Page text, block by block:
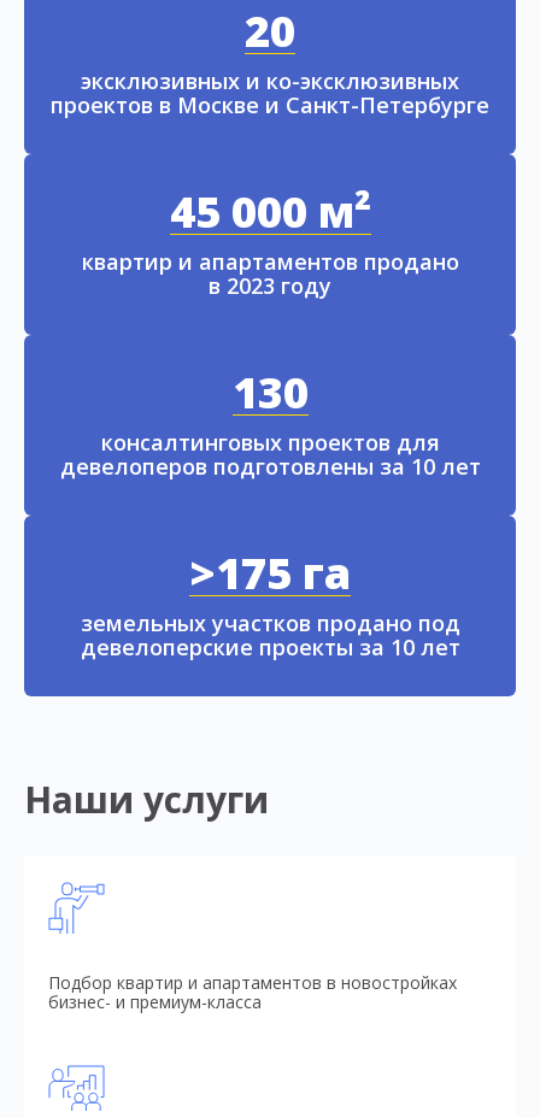
20
эксклюзивных и ко-эксклюзивных
проектов в Москве и Санкт-Петербурге
45 000 м²
квартир и апартаментов продано
в 2023 году
130
консалтинговых проектов для
девелоперов подготовлены за 10 лет
>175 га
земельных участков продано под
девелоперские проекты за 10 лет
Наши услуги
Подбор квартир и апартаментов в новостройках
бизнес- и премиум-класса